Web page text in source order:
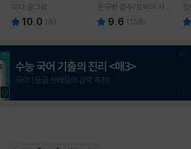
이다 글그림
10.0 (9)
윤구병 감수/토박이 사전
편찬실 편
9.6 (158)